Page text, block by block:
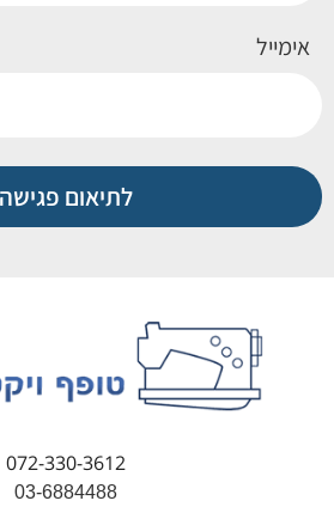
אימייל
לתיאום פגישה
072-330-3612
03-6884488